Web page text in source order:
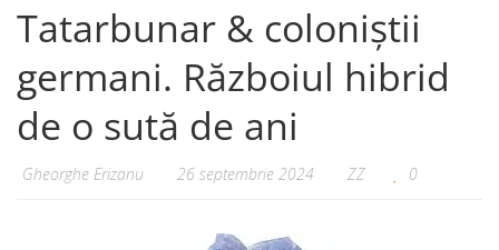
Tatarbunar & coloniștii
germani. Războiul hibrid
de o sută de ani
Gheorghe Erizanu 26 septembrie 2024 ZZ 0